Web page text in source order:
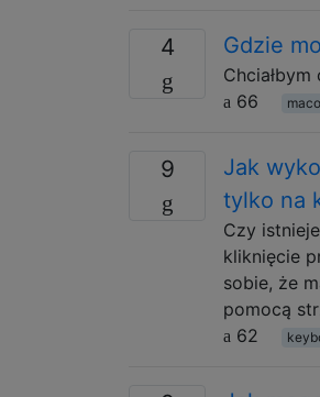
4 Gdzie
66
9
Jak
tylko na
Czy
kliknięcie
sobie, że
pomocą
62